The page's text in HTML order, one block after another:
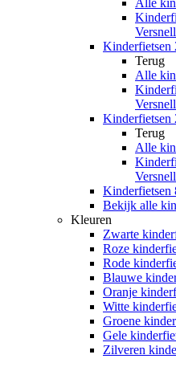
Alle
Kinderfietsen
Terug
Alle
Kinderfietsen
Terug
Alle
Kinderfietsen
Bekijk alle
Kleuren
Zwarte
Roze
Rode
Blauwe
Oranje
Witte
Groene
Gele
Zilveren